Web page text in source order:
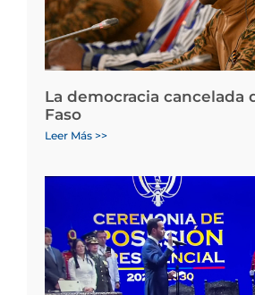
La democracia cancelada
Faso
Leer Más >>